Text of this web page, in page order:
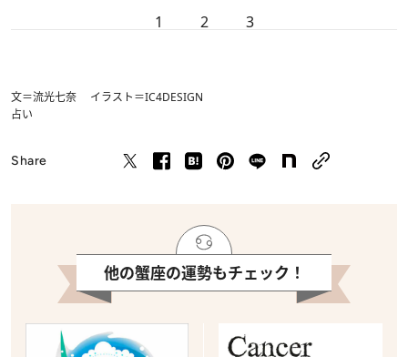
1 2 3
文＝流光七奈 イラスト＝IC4DESIGN
占い
Share
他の蟹座の運勢もチェック！